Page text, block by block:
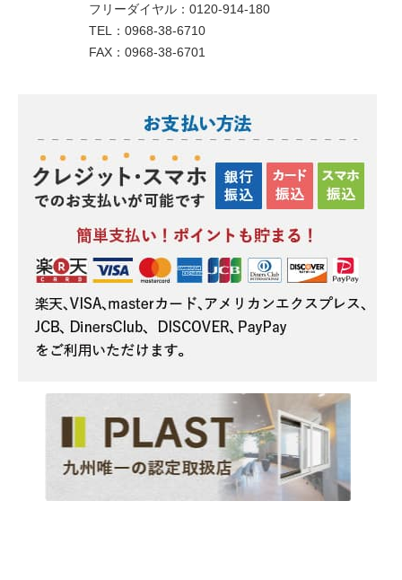
フリーダイヤル：0120-914-180
TEL：0968-38-6710
FAX：0968-38-6701